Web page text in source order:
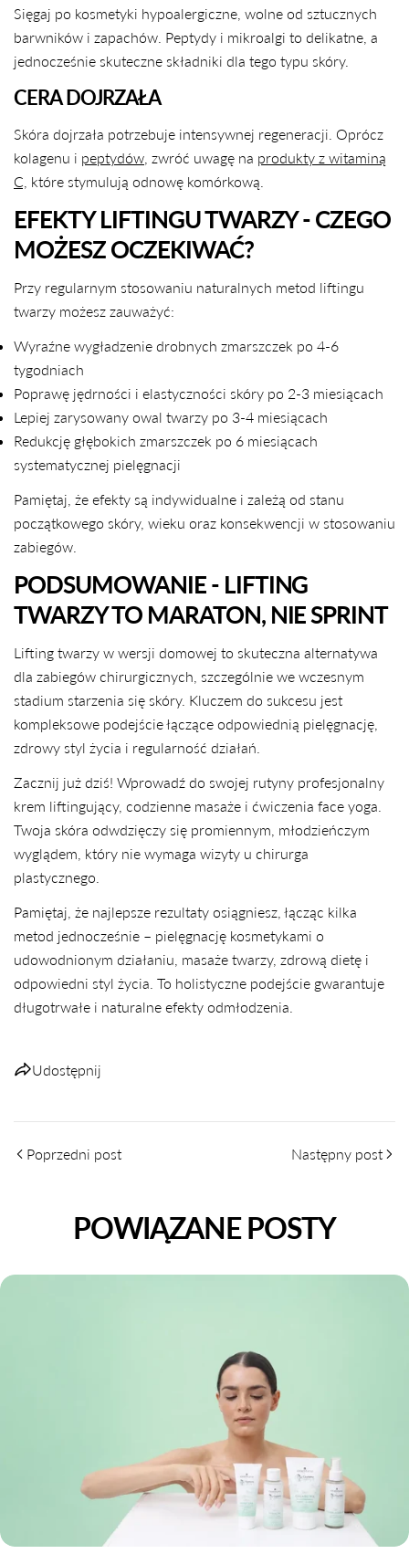
Sięgaj po kosmetyki hypoalergiczne, wolne od sztucznych
barwników i zapachów. Peptydy i mikroalgi to delikatne, a
jednocześnie skuteczne składniki dla tego typu skóry.
CERA DOJRZAŁA
Skóra dojrzała potrzebuje intensywnej regeneracji. Oprócz
kolagenu i peptydów , zwróć uwagę na produkty z witaminą
C, które stymulują odnowę komórkową.
EFEKTY LIFTINGU TWARZY - CZEGO
MOŻESZ OCZEKIWAĆ?
Przy regularnym stosowaniu naturalnych metod liftingu
twarzy możesz zauważyć:
Wyraźne wygładzenie drobnych zmarszczek po 4-6
tygodniach
Poprawę jędrności i elastyczności skóry po 2-3 miesiącach
Lepiej zarysowany owal twarzy po 3-4 miesiącach
Redukcję głębokich zmarszczek po 6 miesiącach
systematycznej pielęgnacji
Pamiętaj, że efekty są indywidualne i zależą od stanu
początkowego skóry, wieku oraz konsekwencji w stosowaniu
zabiegów.
PODSUMOWANIE - LIFTING
TWARZY TO MARATON, NIE SPRINT
Lifting twarzy w wersji domowej to skuteczna alternatywa
dla zabiegów chirurgicznych, szczególnie we wczesnym
stadium starzenia się skóry. Kluczem do sukcesu jest
kompleksowe podejście łączące odpowiednią pielęgnację,
zdrowy styl życia i regularność działań.
Zacznij już dziś! Wprowadź do swojej rutyny profesjonalny
krem liftingujący, codzienne masaże i ćwiczenia face yoga.
Twoja skóra odwdzięczy się promiennym, młodzieńczym
wyglądem, który nie wymaga wizyty u chirurga
plastycznego.
Pamiętaj, że najlepsze rezultaty osiągniesz, łącząc kilka
metod jednocześnie – pielęgnację kosmetykami o
udowodnionym działaniu, masaże twarzy, zdrową dietę i
odpowiedni styl życia. To holistyczne podejście gwarantuje
długotrwałe i naturalne efekty odmłodzenia.
Udostępnij
Poprzedni post Następny post
POWIĄZANE POSTY